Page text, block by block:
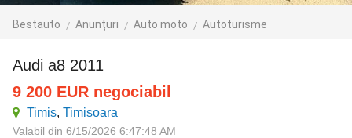
Bestauto Anunțuri Auto moto Autoturisme
audi a8 2011
9 200 EUR negociabil
Timis, Timisoara
Valabil din 6/15/2026 6:47:48 AM